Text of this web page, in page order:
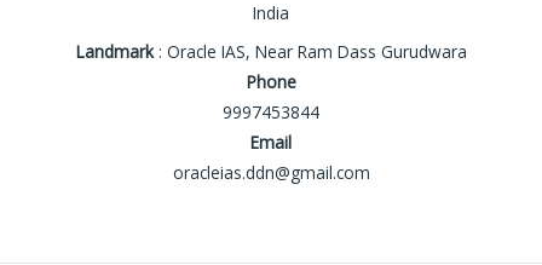
India
Landmark: Oracle IAS, Near Ram Dass Gurudwara
Phone
9997453844
Email
oracleias.ddn@gmail.com